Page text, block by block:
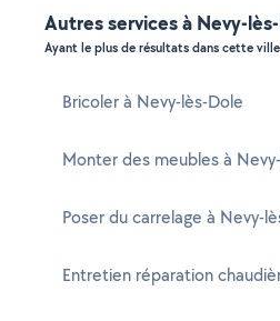
Autres services à Nevy-
Ayant le plus de résultats dans cette ville
Bricoler à Nevy-lès-Dole
Monter des meubles à
Poser du carrelage à Nevy-
Entretien réparation